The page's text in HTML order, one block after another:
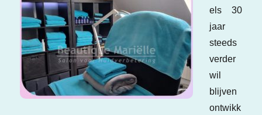
els 30
jaar
steeds
verder
wil
blijven
ontwikk